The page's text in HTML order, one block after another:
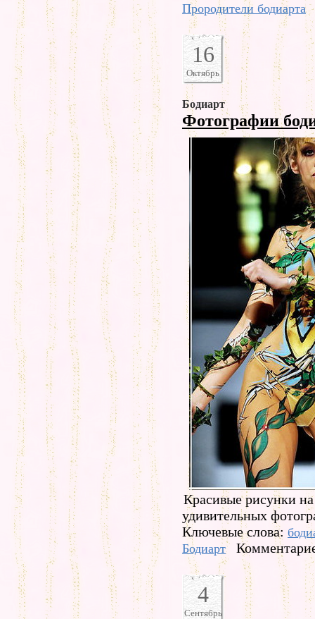
Прородители бодиарта
16
Октябрь
Бодиарт
Фотографии
Красивые рисунки
удивительных
Ключевые слова:
Бодиарт
4
Сентябрь